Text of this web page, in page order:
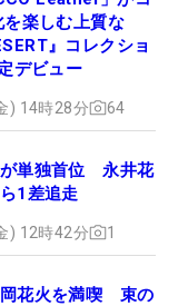
楽しむ上質な
』コレクショ
デビュー
) 14時28分 64
が単独首位 永井花
1差追走
) 12時42分 1
花火を満喫 束の